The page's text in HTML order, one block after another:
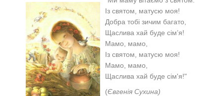
Із святом, матусю моя!
Добра тобі зичим багато,
Щаслива хай буде сім’я!
Мамо, мамо,
Із святом, матусю моя!
Мамо, мамо,
Щаслива хай буде сім'я!"
(Євгенія Сухина)